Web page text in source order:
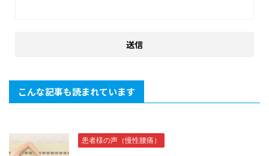
こんな記事も読まれています
患者様の声（慢性腰痛）